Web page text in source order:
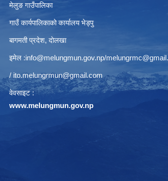
मेलुङ गाउँपालिका
गाउँ कार्यपालिकाको कार्यालय भेड्पु
बागमती प्रदेश, दाेलखा
इमेल :info@melungmun.gov.np/
/ ito.melungrmun@gmail.com
वेवसाइट :
www.melungmun.gov.np